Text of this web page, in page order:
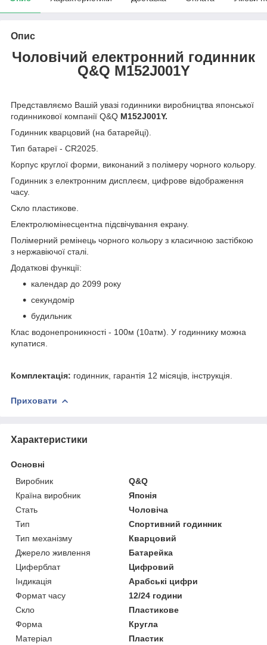
Опис
Чоловічий електронний годинник
Q&Q M152J001Y
Представляємо Вашій увазі годинники виробництва японської
годинникової компанії Q&Q M152J001Y.
Годинник кварцовий (на батарейці).
Тип батареї - CR2025.
Корпус круглої форми, виконаний з полімеру чорного кольору.
Годинник з електронним дисплеєм, цифрове відображення
часу.
Скло пластикове.
Електролюмінесцентна підсвічування екрану.
Полімерний ремінець чорного кольору з класичною застібкою
з нержавіючої сталі.
Додаткові функції:
календар до 2099 року
секундомір
будильник
Клас водонепроникності - 100м (10атм). У годиннику можна
купатися.
Комплектація: годинник, гарантія 12 місяців, інструкція.
Приховати
Характеристики
Основні
Виробник
Q&Q
Країна виробник
Японія
Стать
Чоловіча
Тип
Спортивний годинник
Тип механізму
Кварцовий
Джерело живлення
Батарейка
Циферблат
Цифровий
Індикація
Арабські цифри
Формат часу
12/24 години
Скло
Пластикове
Форма
Кругла
Матеріал
Пластик